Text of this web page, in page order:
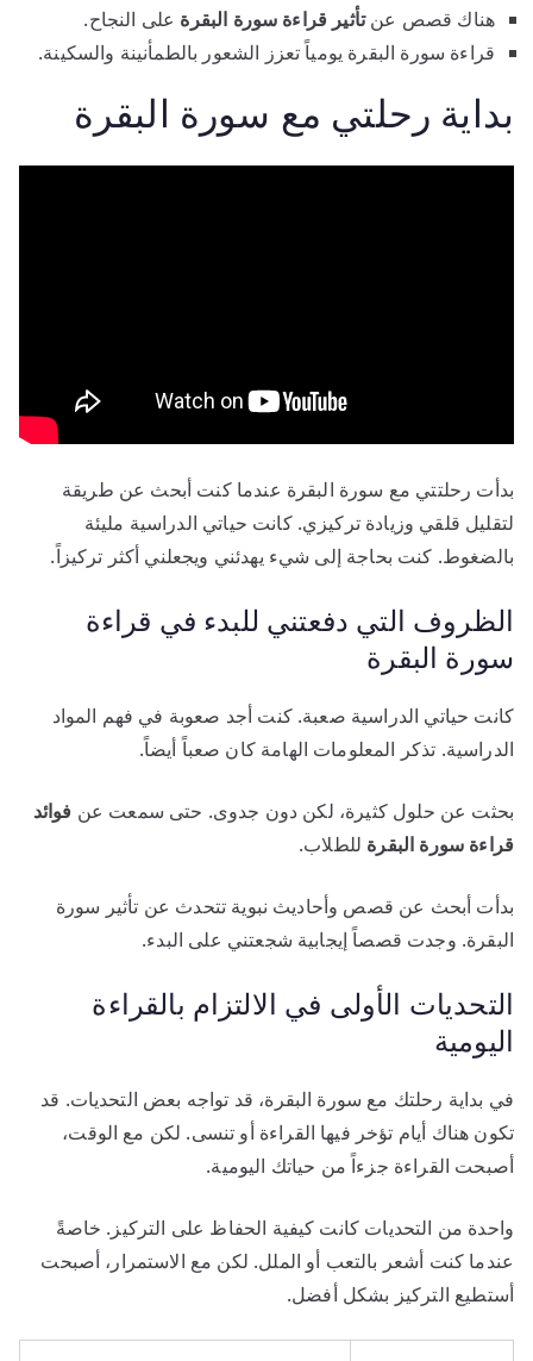
هناك قصص عنتأثير قراءة سورة البقرة على النجاح.
قراءة سورة البقرة يومياً تعزز الشعور بالطمأنينة والسكينة.
بداية رحلتي مع سورة البقرة
بدأت رحلتتي مع سورة البقرة عندما كنت أبحث عن طريقة
لتقليل قلقي وزيادة تركيزي. كانت حياتي الدراسية مليئة
بالضغوط. كنت بحاجة إلى شيء يهدئني ويجعلني أكثر تركيزاً.
الظروف التي دفعتني للبدء في قراءة
سورة البقرة
كانت حياتي الدراسية صعبة. كنت أجد صعوبة في فهم المواد
الدراسية. تذكر المعلومات الهامة كان صعباً أيضاً.
بحثت عن حلول كثيرة، لكن دون جدوى. حتى سمعت عن فوائد
قراءة سورة البقرة للطلاب.
بدأت أبحث عن قصص وأحاديث نبوية تتحدث عن تأثير سورة
البقرة. وجدت قصصاً إيجابية شجعتني على البدء.
التحديات الأولى في الالتزام بالقراءة
اليومية
في بداية رحلتك مع سورة البقرة، قد تواجه بعض التحديات. قد
تكون هناك أيام تؤخر فيها القراءة أو تنسى. لكن مع الوقت،
أصبحت القراءة جزءاً من حياتك اليومية.
واحدة من التحديات كانت كيفية الحفاظ على التركيز. خاصةً
عندما كنت أشعر بالتعب أو الملل. لكن مع الاستمرار، أصبحت
أستطيع التركيز بشكل أفضل.